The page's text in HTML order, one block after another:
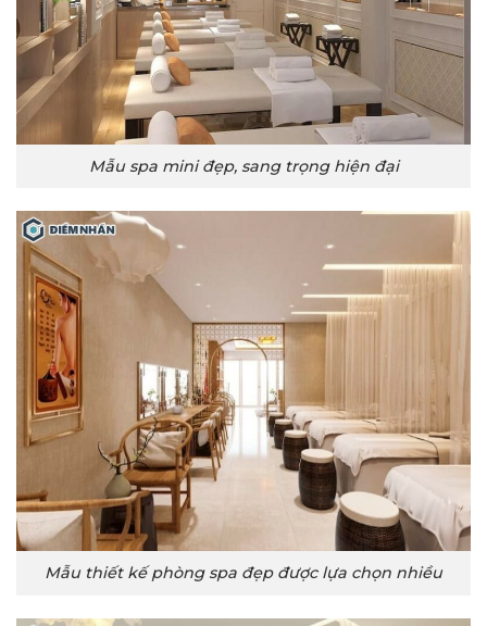
Mẫu spa mini đẹp, sang trọng hiện đại
Mẫu thiết kế phòng spa đẹp được lựa chọn nhiều